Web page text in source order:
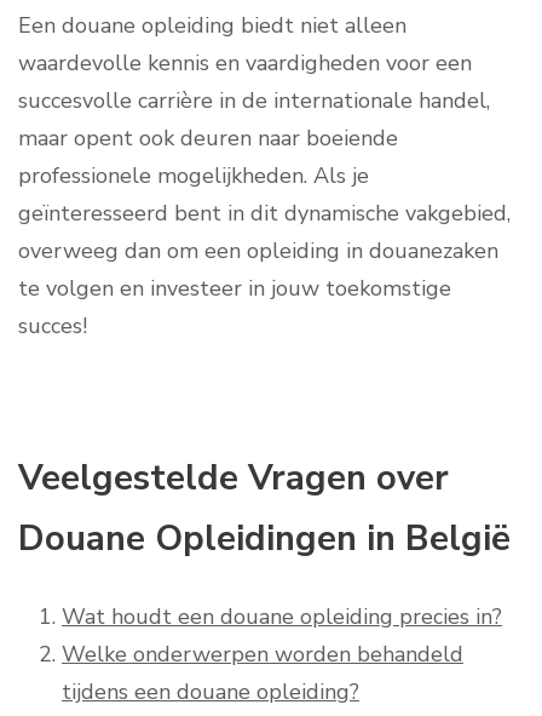
Een douane opleiding biedt niet alleen
waardevolle kennis en vaardigheden voor een
succesvolle carrière in de internationale handel,
maar opent ook deuren naar boeiende
professionele mogelijkheden. Als je
geïnteresseerd bent in dit dynamische vakgebied,
overweeg dan om een opleiding in douanezaken
te volgen en investeer in jouw toekomstige
succes!
Veelgestelde Vragen over
Douane Opleidingen in België
Wat houdt een douane opleiding precies in?
Welke onderwerpen worden behandeld
tijdens een douane opleiding?